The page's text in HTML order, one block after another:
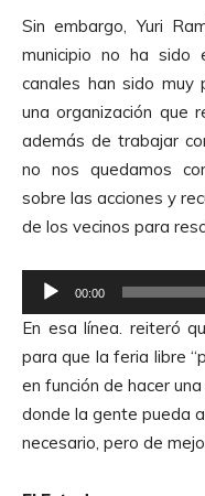
o
r
d
e
A
u
d
i
o
Sin embargo, Yuri
municipio no ha sido
canales han sido muy
una organización que
además de trabajar
no nos quedamos
sobre las acciones y
de los vecinos para
e
p
r
o
d
u
00:00
En esa línea. reiteró
para que la feria libre
en función de hacer
donde la gente pueda
necesario, pero de